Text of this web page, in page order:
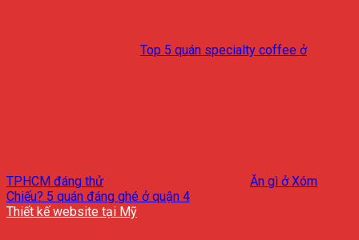
Top 5 quán specialty coffee ở
TPHCM đáng thử
Ăn gì ở Xóm
Chiếu? 5 quán đáng ghé ở quận 4
Thiết kế website tại Mỹ